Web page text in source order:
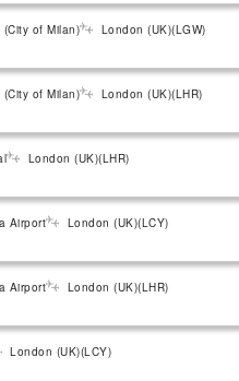
of Milan) London (UK)(LGW)
of Milan) London (UK)(LHR)
London (UK)(LHR)
Airport London (UK)(LCY)
Airport London (UK)(LHR)
London (UK)(LCY)